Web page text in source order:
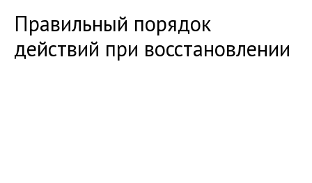
Правильный порядок
действий при восстановлении